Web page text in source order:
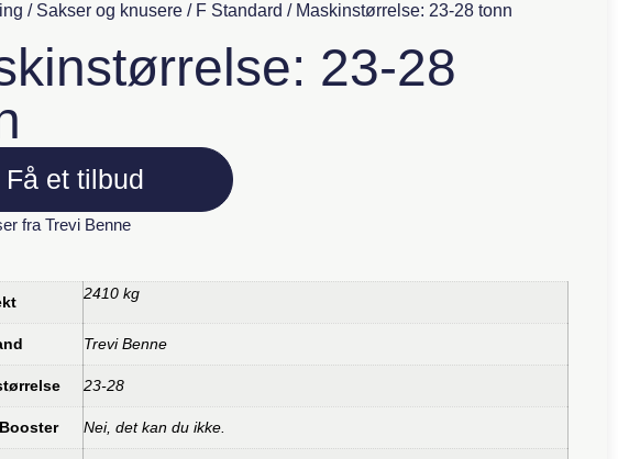
/ Sakser og knusere / F Standard / Maskinstørrelse: 23-28 tonn
23-28
Få et tilbud
fra Trevi Benne
2410 kg
Trevi Benne
23-28
Nei, det kan du ikke.